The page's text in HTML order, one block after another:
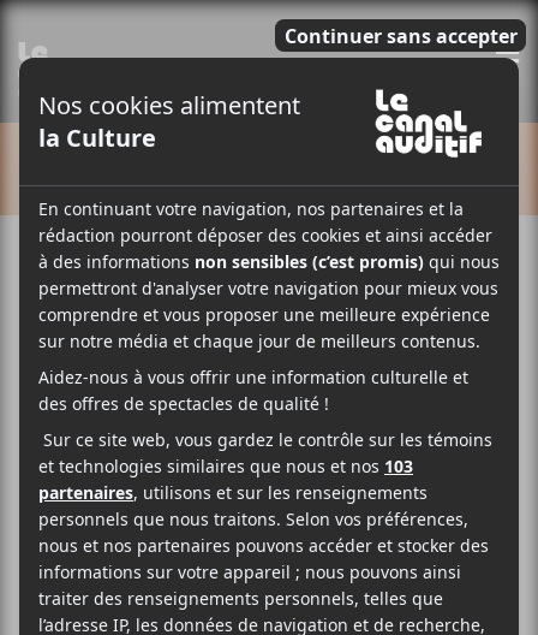
Cet évènement est passé.
Calexico
2018-03-27 @ 18:30-22:30 27.5€
AJOUTER AU CALENDRIER